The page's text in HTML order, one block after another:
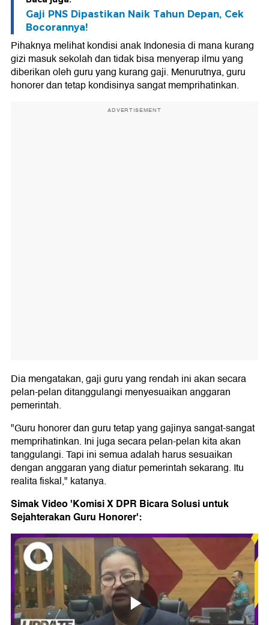
Gaji PNS Dipastikan Naik Tahun Depan, Cek
Bocorannya!
Pihaknya melihat kondisi anak Indonesia di mana kurang
gizi masuk sekolah dan tidak bisa menyerap ilmu yang
diberikan oleh guru yang kurang gaji. Menurutnya, guru
honorer dan tetap kondisinya sangat memprihatinkan.
ADVERTISEMENT
Dia mengatakan, gaji guru yang rendah ini akan secara
pelan-pelan ditanggulangi menyesuaikan anggaran
pemerintah.
"Guru honorer dan guru tetap yang gajinya sangat-sangat
memprihatinkan. Ini juga secara pelan-pelan kita akan
tanggulangi. Tapi ini semua adalah harus sesuaikan
dengan anggaran yang diatur pemerintah sekarang. Itu
realita fiskal," katanya.
Simak Video 'Komisi X DPR Bicara Solusi untuk
Sejahterakan Guru Honorer':